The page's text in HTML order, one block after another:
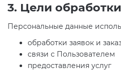
3. Цели
Персональные данные
обработки заявок и
связи с Пользователем
предоставления услуг